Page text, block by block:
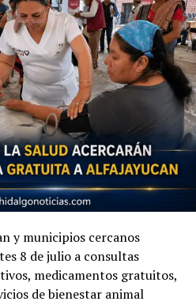
y municipios cercanos
8 de julio a consultas
medicamentos gratuitos,
de bienestar animal